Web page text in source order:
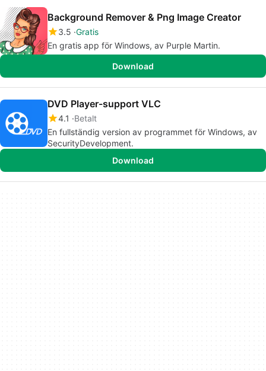
Background Remover & Png Image Creator
3.5 Gratis
En gratis app för Windows, av Purple Martin.
Download
DVD Player-support VLC
4.1
Betalt
En fullständig version av programmet för Windows, av
SecurityDevelopment.
Download